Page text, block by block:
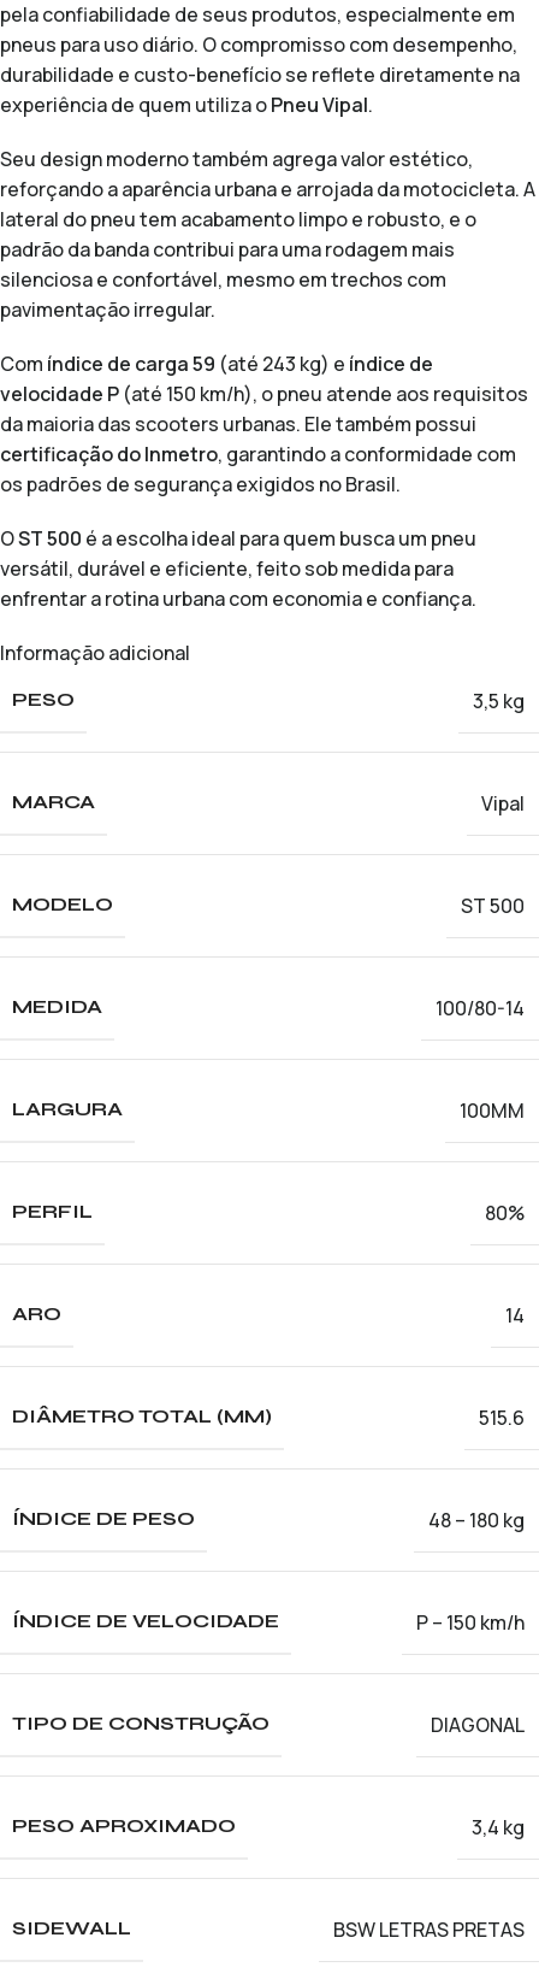
pela confiabilidade de seus produtos, especialmente em
pneus para uso diário. O compromisso com desempenho,
durabilidade e custo-benefício se reflete diretamente na
experiência de quem utiliza oPneu Vipal.
Seu design moderno também agrega valor estético,
reforçando a aparência urbana e arrojada da motocicleta. A
lateral do pneu tem acabamento limpo e robusto, e o
padrão da banda contribui para uma rodagem mais
silenciosa e confortável, mesmo em trechos com
pavimentação irregular.
Com índice de carga 59 (até 243 kg) e índice de
velocidade P (até 150 km/h), o pneu atende aos requisitos
da maioria das scooters urbanas. Ele também possui
certificação do Inmetro, garantindo a conformidade com
os padrões de segurança exigidos no Brasil.
OST 500 é a escolha ideal para quem busca um pneu
versátil, durável e eficiente, feito sob medida para
enfrentar a rotina urbana com economia e confiança.
Informação adicional
PESO 3,5 kg
MARCA Vipal
MODELO ST 500
MEDIDA 100/80-14
LARGURA 100MM
PERFIL 80%
ARO 14
DIÂMETRO TOTAL (MM) 515.6
ÍNDICE DE PESO 48 – 180 kg
ÍNDICE DE VELOCIDADE P – 150 km/h
TIPO DE CONSTRUÇÃO DIAGONAL
PESO APROXIMADO 3,4 kg
SIDEWALL BSW LETRAS PRETAS